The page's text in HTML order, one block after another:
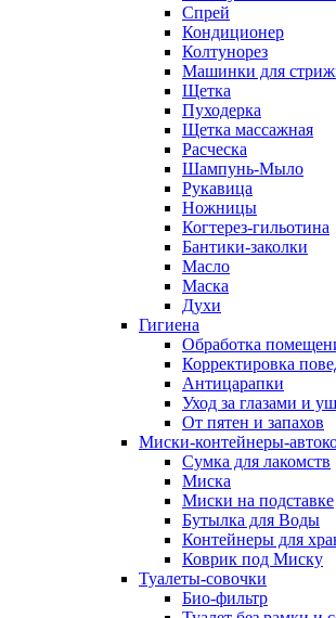
Спрей
Кондиционер
Колтунорез
Машинки для
Щетка
Пуходерка
Щетка массажная
Расческа
Шампунь-Мыло
Рукавица
Ножницы
Когтерез-гильотина
Бантики-заколки
Масло
Маска
Духи
Гигиена
Обработка
Корректировка
Антицарапки
Уход за глазами и
От пятен и запахов
Миски-контейнеры-
Сумка для лакомств
Миска
Миски на подставке
Бутылка для Воды
Контейнеры для
Коврик под Миску
Туалеты-совочки
Био-фильтр